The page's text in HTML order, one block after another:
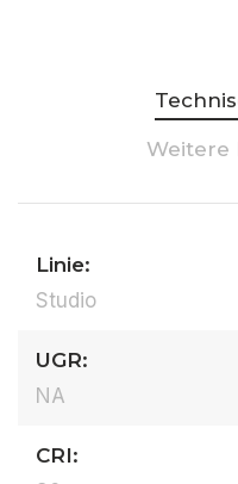
Weitere
Linie:
Studio
UGR:
NA
CRI: